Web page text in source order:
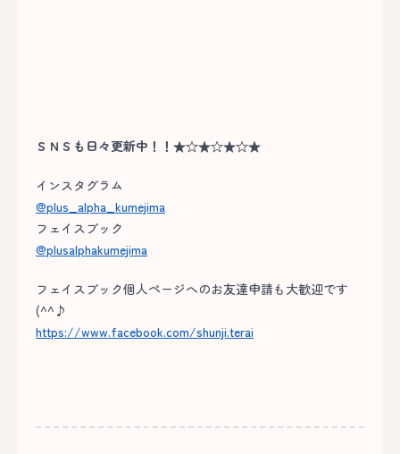
ＳＮＳも日々更新中！！★☆★☆★☆★
インスタグラム
@plus_alpha_kumejima
フェイスブック
@plusalphakumejima
フェイスブック個人ページへのお友達申請も大歓迎です
(^^♪
https://www.facebook.com/shunji.terai